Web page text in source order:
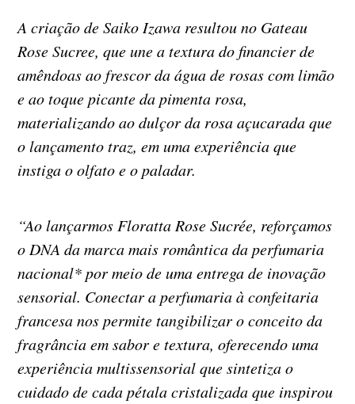
A criação de Saiko Izawa resultou no Gateau
Rose Sucree, que une a textura do financier de
amêndoas ao frescor da água de rosas com limão
e ao toque picante da pimenta rosa,
materializando ao dulçor da rosa açucarada que
o lançamento traz, em uma experiência que
instiga o olfato e o paladar.
“Ao lançarmos Floratta Rose Sucrée, reforçamos
o DNA da marca mais romântica da perfumaria
nacional* por meio de uma entrega de inovação
sensorial. Conectar a perfumaria à confeitaria
francesa nos permite tangibilizar o conceito da
fragrância em sabor e textura, oferecendo uma
experiência multissensorial que sintetiza o
cuidado de cada pétala cristalizada que inspirou